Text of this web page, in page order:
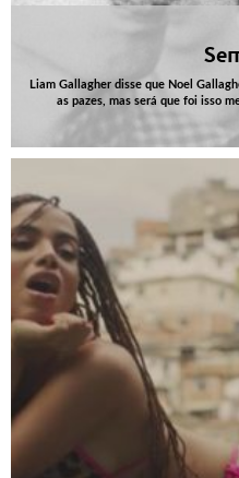
Liam Gallagher disse que Noel
as pazes, mas será que foi isso